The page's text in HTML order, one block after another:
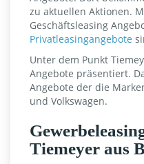
zu aktuellen Aktionen.
Geschäftsleasing
Privatleasingangebote
Unter dem Punkt
Angebote präsentiert.
Angebote der die
und Volkswagen.
Tiemeyer aus